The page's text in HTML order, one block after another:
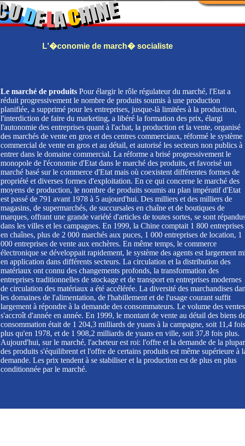
L'�conomie de march� socialiste
Le marché de produits Pour élargir le rôle régulateur du marché, l'Etat a
réduit progressivement le nombre de produits soumis à une production
planifiée, a supprimé pour les entreprises, jusque-là limitées à la production,
l'interdiction de faire du marketing, a libéré la formation des prix, élargi
l'autonomie des entreprises quant à l'achat, la production et la vente, organisé
des marchés de vente en gros et des centres commerciaux, réformé le système
commercial de vente en gros et au détail, et autorisé les secteurs non publics à
entrer dans le domaine commercial. La réforme a brisé progressivement le
monopole de l'économie d'Etat dans le marché des produits, et favorisé un
marché basé sur le commerce d'Etat mais où coexistent différentes formes de
propriété et diverses formes d'exploitation. En ce qui concerne le marché des
moyens de production, le nombre de produits soumis au plan impératif d'Etat
est passé de 791 avant 1978 à 5 aujourd'hui. Des milliers et des milliers de
magasins, de supermarchés, de succursales en chaîne et de boutiques de
marques, offrant une grande variété d'articles de toutes sortes, se sont
dans les villes et les campagnes. En 1999, la Chine comptait 1 800 entreprises
en chaînes, plus de 2 000 marchés aux puces, 1 000 entreprises de location, 1
000 entreprises de vente aux enchères. En même temps, le commerce
électronique se développait rapidement, le système des agents est largement
en application dans différents secteurs. La circulation et la distribution des
matériaux ont connu des changements profonds, la transformation des
entreprises traditionnelles de stockage et de transport en entreprises modernes
de circulation des matériaux a été accélérée. La diversité des marchandises
les domaines de l'alimentation, de l'habillement et de l'usage courant suffit
largement à répondre à la demande des consommateurs. Le volume des ventes
s'accroît d'année en année. En 1999, le montant de vente au détail des biens
consommation était de 1 204,3 milliards de yuans à la campagne, soit 11,4 fois
plus qu'en 1978, et de 1 908,2 milliards de yuans en ville, soit 37,8 fois plus.
Aujourd'hui, sur le marché, l'acheteur est roi: l'offre et la demande de la
des produits s'équilibrent et l'offre de certains produits est même supérieure à
demande. Les prix tendent à se stabiliser et la production est de plus en plus
conditionnée par le marché.